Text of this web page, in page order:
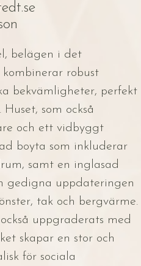
belägen i det
robust
bekvämligheter, perfekt
som också
och ett vidbyggt
boyta som inkluderar
samt en inglasad
gedigna uppdateringen
tak och bergvärme.
uppgraderats med
skapar en stor och
för sociala